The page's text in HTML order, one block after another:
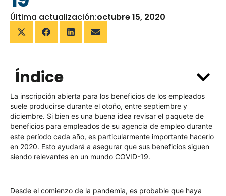
Última actualización:octubre 15, 2020
Índice
La inscripción abierta para los beneficios de los empleados
suele producirse durante el otoño, entre septiembre y
diciembre. Si bien es una buena idea revisar el paquete de
beneficios para empleados de su agencia de empleo durante
este período cada año, es particularmente importante hacerlo
en 2020. Esto ayudará a asegurar que sus beneficios siguen
siendo relevantes en un mundo COVID-19.
Desde el comienzo de la pandemia, es probable que haya